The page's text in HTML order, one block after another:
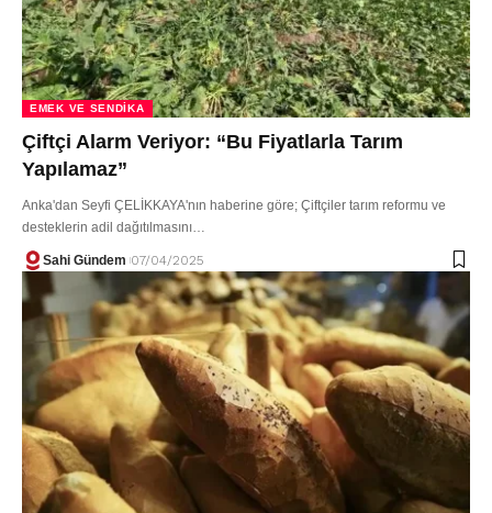
EMEK VE SENDIKA
Çiftçi Alarm Veriyor: “Bu Fiyatlarla Tarım
Yapılamaz”
Anka'dan Seyfi ÇELİKKAYA'nın haberine göre; Çiftçiler tarım reformu ve
desteklerin adil dağıtılmasını…
Sahi Gündem 07/04/2025